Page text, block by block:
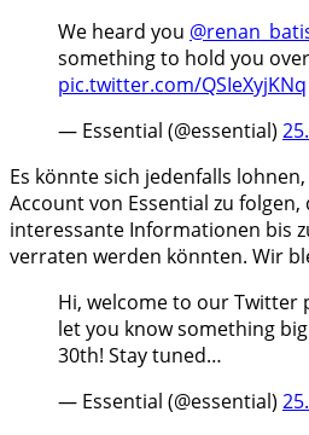
We heard you
something to hold you
pic.twitter.com/QSIeXyjKNq
— Essential (@essential)
Es könnte sich jedenfalls
Account von Essential zu
interessante Informationen bis
verraten werden könnten. Wir
Hi, welcome to our Twitter
let you know something
30th! Stay tuned…
— Essential (@essential)